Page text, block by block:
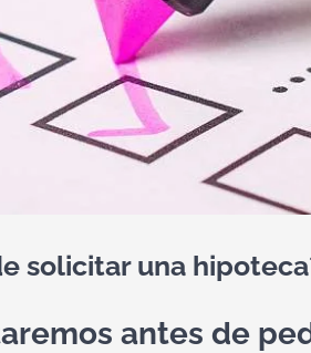
solicitar una
antes de